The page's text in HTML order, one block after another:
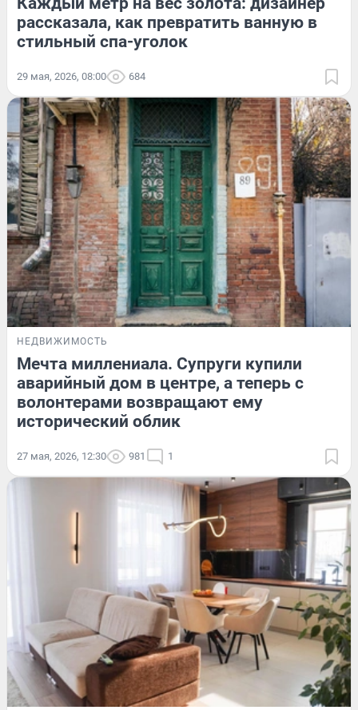
рассказала, как превратить ванную в
стильный спа-уголок
29 мая, 2026, 08:00 684
НЕДВИЖИМОСТЬ
Мечта миллениала. Супруги купили
аварийный дом в центре, а теперь с
волонтерами возвращают ему
исторический облик
27 мая, 2026, 12:30 981 1